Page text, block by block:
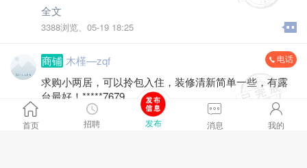
全文
3388浏览、 05-19 18:25
商铺 木槿—zqf 电话
求购小两居，可以拎包入住，装修清新简单一些，有露
台最好！*****7679
3845浏览、04-05 18:23
首页 招聘 发布 消息 我的